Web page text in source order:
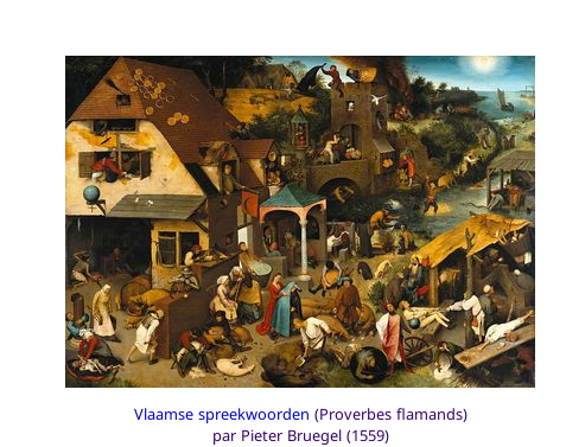
Vlaamse spreekwoorden (Proverbes flamands)
par Pieter Bruegel (1559)